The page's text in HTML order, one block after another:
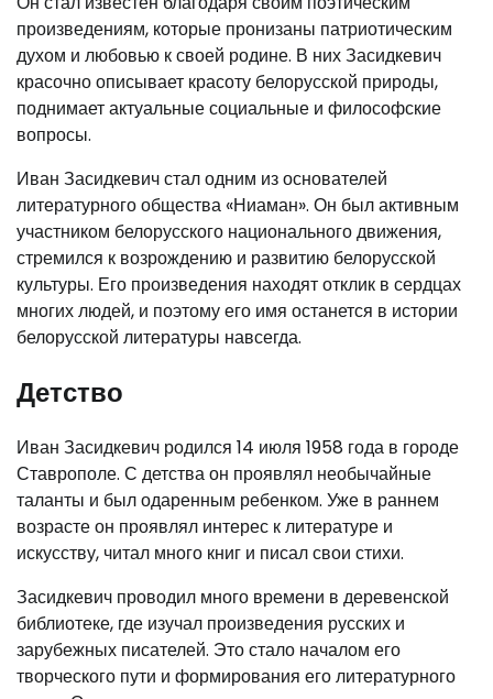
произведениям, которые пронизаны патриотическим
духом и любовью к своей родине. В них Засидкевич
красочно описывает красоту белорусской природы,
поднимает актуальные социальные и философские
вопросы.
Иван Засидкевич стал одним из основателей
литературного общества «Ниаман». Он был активным
участником белорусского национального движения,
стремился к возрождению и развитию белорусской
культуры. Его произведения находят отклик в сердцах
многих людей, и поэтому его имя останется в истории
белорусской литературы навсегда.
Детство
Иван Засидкевич родился 14 июля 1958 года в городе
Ставрополе. С детства он проявлял необычайные
таланты и был одаренным ребенком. Уже в раннем
возрасте он проявлял интерес к литературе и
искусству, читал много книг и писал свои стихи.
Засидкевич проводил много времени в деревенской
библиотеке, где изучал произведения русских и
зарубежных писателей. Это стало началом его
творческого пути и формирования его литературного